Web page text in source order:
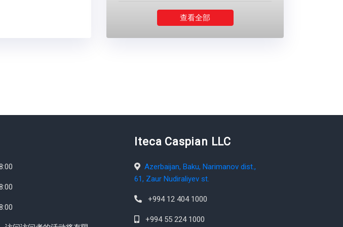
查看全部
Iteca Caspian LLC
Azerbaijan, Baku, Narimanov dist.,
61, Zaur Nudiraliyev st.
+994 12 404 1000
+994 55 224 1000